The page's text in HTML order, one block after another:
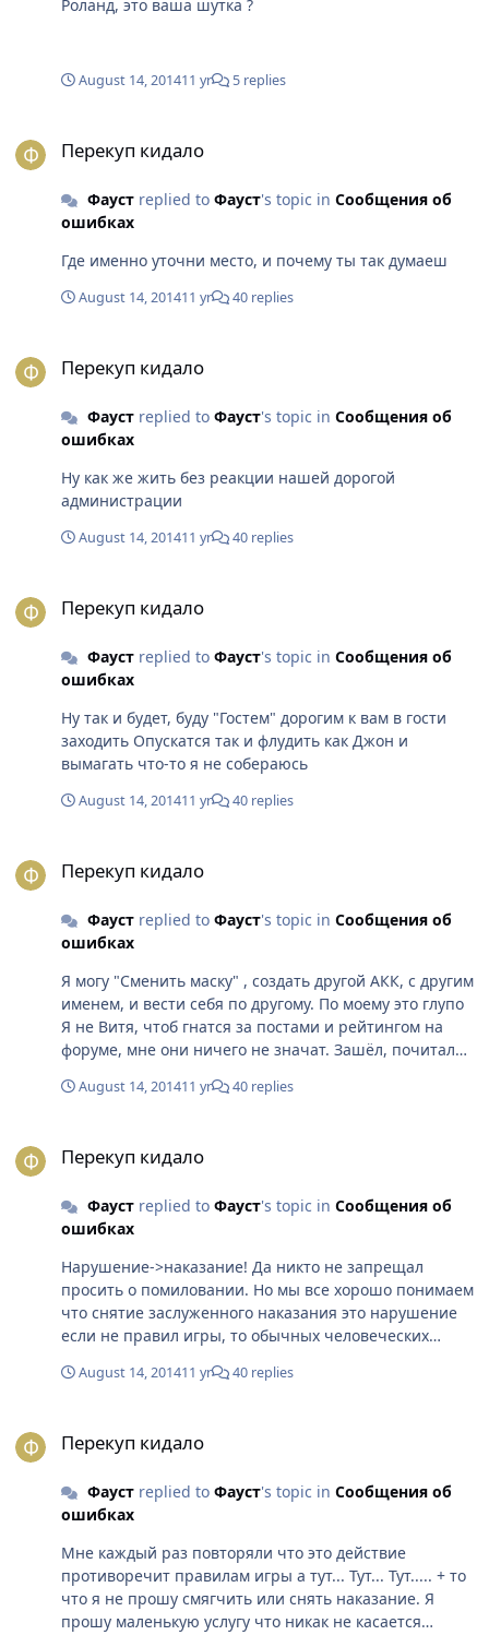
Роланд, это ваша шутка ?
August 14, 201411 yr 5 replies
Перекуп кидало
Фаустreplied to Фауст's topic in Сообщения об
ошибках
Где именно уточни место, и почему ты так думаеш
August 14, 201411 yr 40 replies
Перекуп кидало
Фаустreplied to Фауст's topic in Сообщения об
ошибках
Ну как же жить без реакции нашей дорогой
администрации
August 14, 201411 yr 40 replies
Перекуп кидало
Фаустreplied to Фауст's topic in Сообщения об
ошибках
Ну так и будет, буду "Гостем" дорогим к вам в гости
заходить Опускатся так и флудить как Джон и
вымагать что-то я не собераюсь
August 14, 201411 yr 40 replies
Перекуп кидало
Фаустreplied to Фауст's topic in Сообщения об
ошибках
Я могу "Сменить маску" , создать другой АКК, с другим
именем, и вести себя по другому. По моему это глупо
Я не Витя, чтоб гнатся за постами и рейтингом на
форуме, мне они ничего не значат. Зашёл, почитал
как просят разработчики) и все
August 14, 201411 yr 40 replies
Перекуп кидало
Фаустreplied to Фауст's topic in Сообщения об
ошибках
Нарушение->наказание! Да никто не запрещал
просить о помиловании. Но мы все хорошо понимаем
что снятие заслуженного наказания это нарушение
если не правил игры, то обычных человеческих
соблюдать и я это понимаю. Как ты сказал "Шансы и
August 14, 201411 yr 40 replies
Перекуп кидало
Фаустreplied to Фауст's topic in Сообщения об
ошибках
Мне каждый раз повторяли что это действие
противоречит правилам игры а тут... Тут... Тут..... + то
что я не прошу смягчить или снять наказание. Я
прошу маленькую услугу что никак не касается